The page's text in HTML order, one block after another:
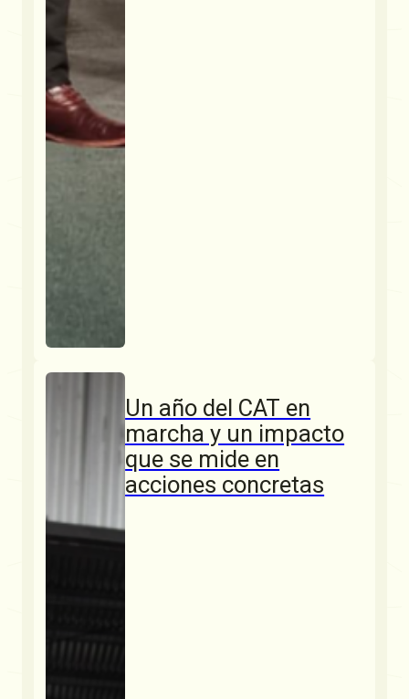
Un año del CAT en
marcha y un impacto
que se mide en
acciones concretas